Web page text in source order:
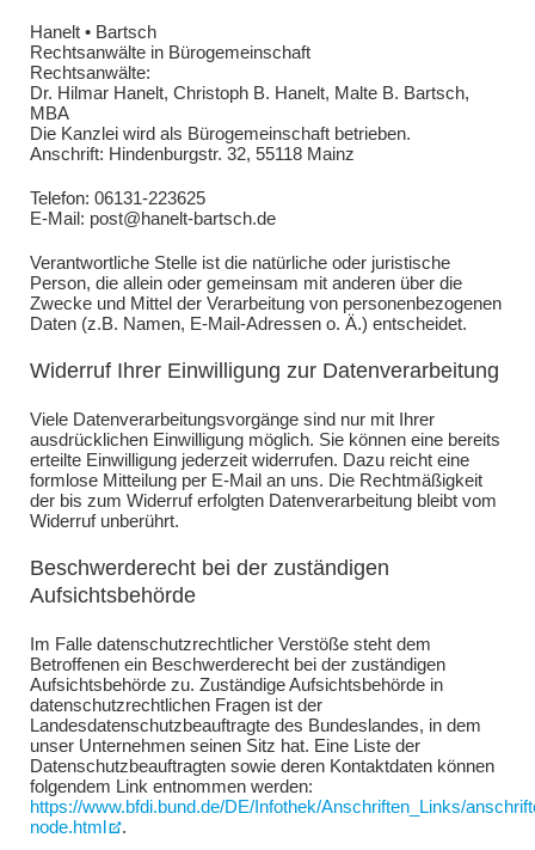
Hanelt • Bartsch
Rechtsanwälte in Bürogemeinschaft
Rechtsanwälte:
Dr. Hilmar Hanelt, Christoph B. Hanelt, Malte B. Bartsch,
MBA
Die Kanzlei wird als Bürogemeinschaft betrieben.
Anschrift: Hindenburgstr. 32, 55118 Mainz
Telefon: 06131-223625
E-Mail: post@hanelt-bartsch.de
Verantwortliche Stelle ist die natürliche oder juristische
Person, die allein oder gemeinsam mit anderen über die
Zwecke und Mittel der Verarbeitung von personenbezogenen
Daten (z.B. Namen, E-Mail-Adressen o. Ä.) entscheidet.
Widerruf Ihrer Einwilligung zur Datenverarbeitung
Viele Datenverarbeitungsvorgänge sind nur mit Ihrer
ausdrücklichen Einwilligung möglich. Sie können eine bereits
erteilte Einwilligung jederzeit widerrufen. Dazu reicht eine
formlose Mitteilung per E-Mail an uns. Die Rechtmäßigkeit
der bis zum Widerruf erfolgten Datenverarbeitung bleibt vom
Widerruf unberührt.
Beschwerderecht bei der zuständigen
Aufsichtsbehörde
Im Falle datenschutzrechtlicher Verstöße steht dem
Betroffenen ein Beschwerderecht bei der zuständigen
Aufsichtsbehörde zu. Zuständige Aufsichtsbehörde in
datenschutzrechtlichen Fragen ist der
Landesdatenschutzbeauftragte des Bundeslandes, in dem
unser Unternehmen seinen Sitz hat. Eine Liste der
Datenschutzbeauftragten sowie deren Kontaktdaten können
folgendem Link entnommen werden:
https://www.bfdi.bund.de/DE/Infothek/Anschriften_Links/
node.html
.